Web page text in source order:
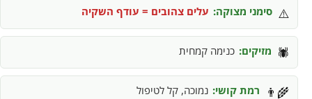
⚠️ סימני מצוקה: עלים צהובים = עודף השקיה
🕷️ מזיקים: כנימה קמחית
👨‍🌾 רמת קושי: נמוכה, קל לטיפול